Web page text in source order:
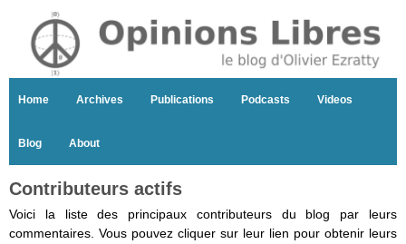
Home Archives Publications Podcasts Videos
Blog About
Contributeurs actifs
Voici la liste des principaux contributeurs du blog par leurs
commentaires. Vous pouvez cliquer sur leur lien pour obtenir leurs